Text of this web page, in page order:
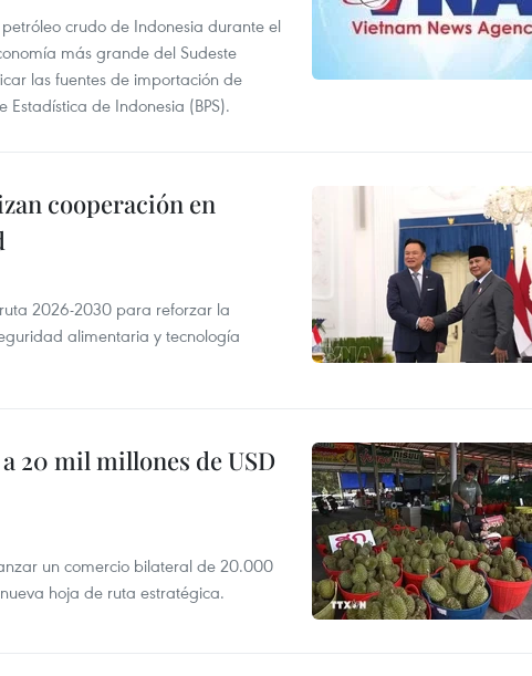
crudo de Indonesia durante el
más grande del Sudeste
las fuentes de importación de
de Indonesia (BPS).
cooperación en
2026-2030 para reforzar la
alimentaria y tecnología
20 mil millones de USD
un comercio bilateral de 20.000
hoja de ruta estratégica.